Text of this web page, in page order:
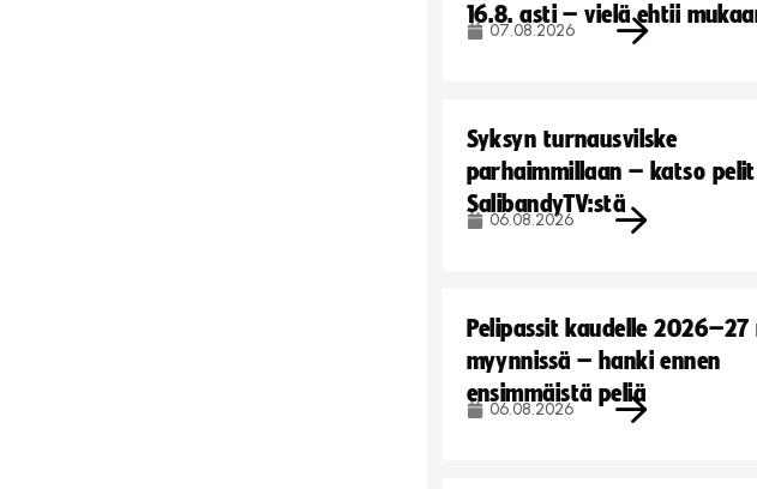
16.8. asti – vielä ehtii
07.08.2026
Syksyn turnausvilske
parhaimmillaan – katso pelit
SalibandyTV:stä
06.08.2026
Pelipassit kaudelle
myynnissä – hanki ennen
ensimmäistä peliä
06.08.2026